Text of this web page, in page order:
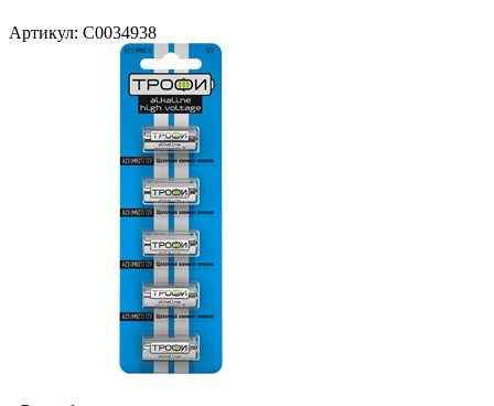
Артикул: С0034938